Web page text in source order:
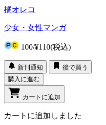
橘オレコ
少女・女性マンガ
100/¥110(税込)
新刊通知
後で買う
購入に進む
カートに追加
カートに追加しました